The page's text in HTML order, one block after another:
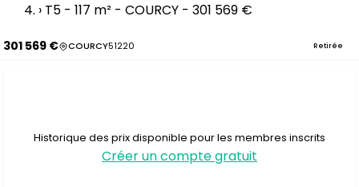
› T5 - 117 m² - COURCY - 301 569 €
301 569 € COURCY51220 Retirée
Historique des prix disponible pour les membres inscrits
Créer un compte gratuit